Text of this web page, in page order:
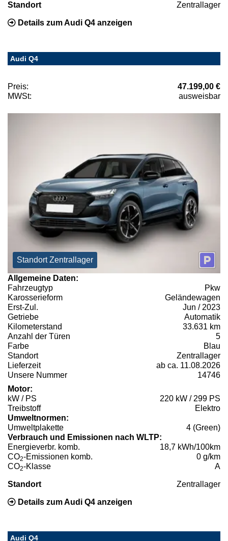
Standort Zentrallager
Details zum Audi Q4 anzeigen
Audi Q4
Preis:
47.199,00 €
MWSt:
ausweisbar
Standort Zentrallager
Allgemeine Daten:
Fahrzeugtyp
Pkw
Karosserieform
Geländewagen
Erst-Zul.
Jun / 2023
Getriebe
Automatik
Kilometerstand
33.631 km
Anzahl der Türen
5
Farbe
Blau
Standort
Zentrallager
Lieferzeit
ab ca. 11.08.2026
Unsere Nummer
14746
Motor:
kW / PS
220 kW / 299 PS
Treibstoff
Elektro
Umweltnormen:
Umweltplakette
4 (Green)
Verbrauch und Emissionen nach WLTP:
Energieverbr. komb.
18,7 kWh/100km
CO2-Emissionen komb.
0 g/km
CO2-Klasse A
Standort Zentrallager
Details zum Audi Q4 anzeigen
Audi Q4